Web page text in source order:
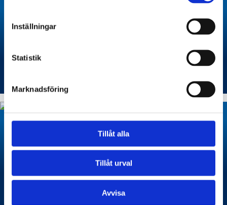
Inställningar
Statistik
Marknadsföring
Tillåt alla
Tillåt urval
Avvisa
Elsparkcykel och
trafiksäkerhet